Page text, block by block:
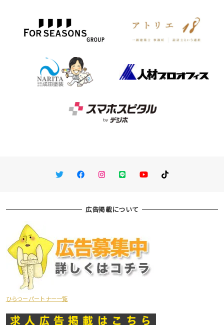
TwitterFacebookInstagram
LINE You TubeTikTok
広告掲載について
ひらつーパートナー一覧